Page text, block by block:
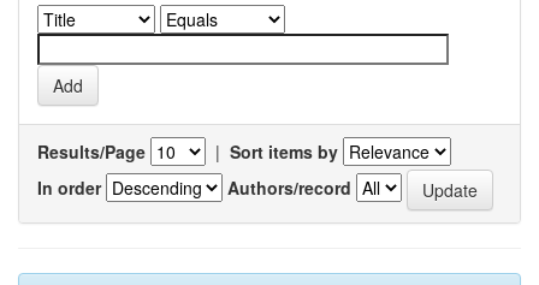
Results/Page | Sort items by
In order
Authors/record